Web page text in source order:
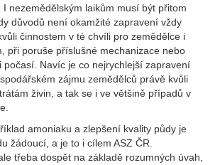
nezemědělským laikům musí být přitom
důvodů není okamžité zapravení vždy
činnostem v té chvíli pro zemědělce i
při poruše příslušné mechanizace nebo
počasí. Navíc je co nejrychlejší zapravení
zájmu zemědělců právě kvůli
živin, a tak se i ve většině případů v
amoniaku a zlepšení kvality půdy je
žádoucí, a je to i cílem ASZ ČR.
třeba dospět na základě rozumných úvah,